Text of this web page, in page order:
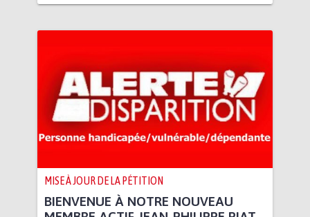
MISE À JOUR DE LA PÉTITION
BIENVENUE À NOTRE NOUVEAU